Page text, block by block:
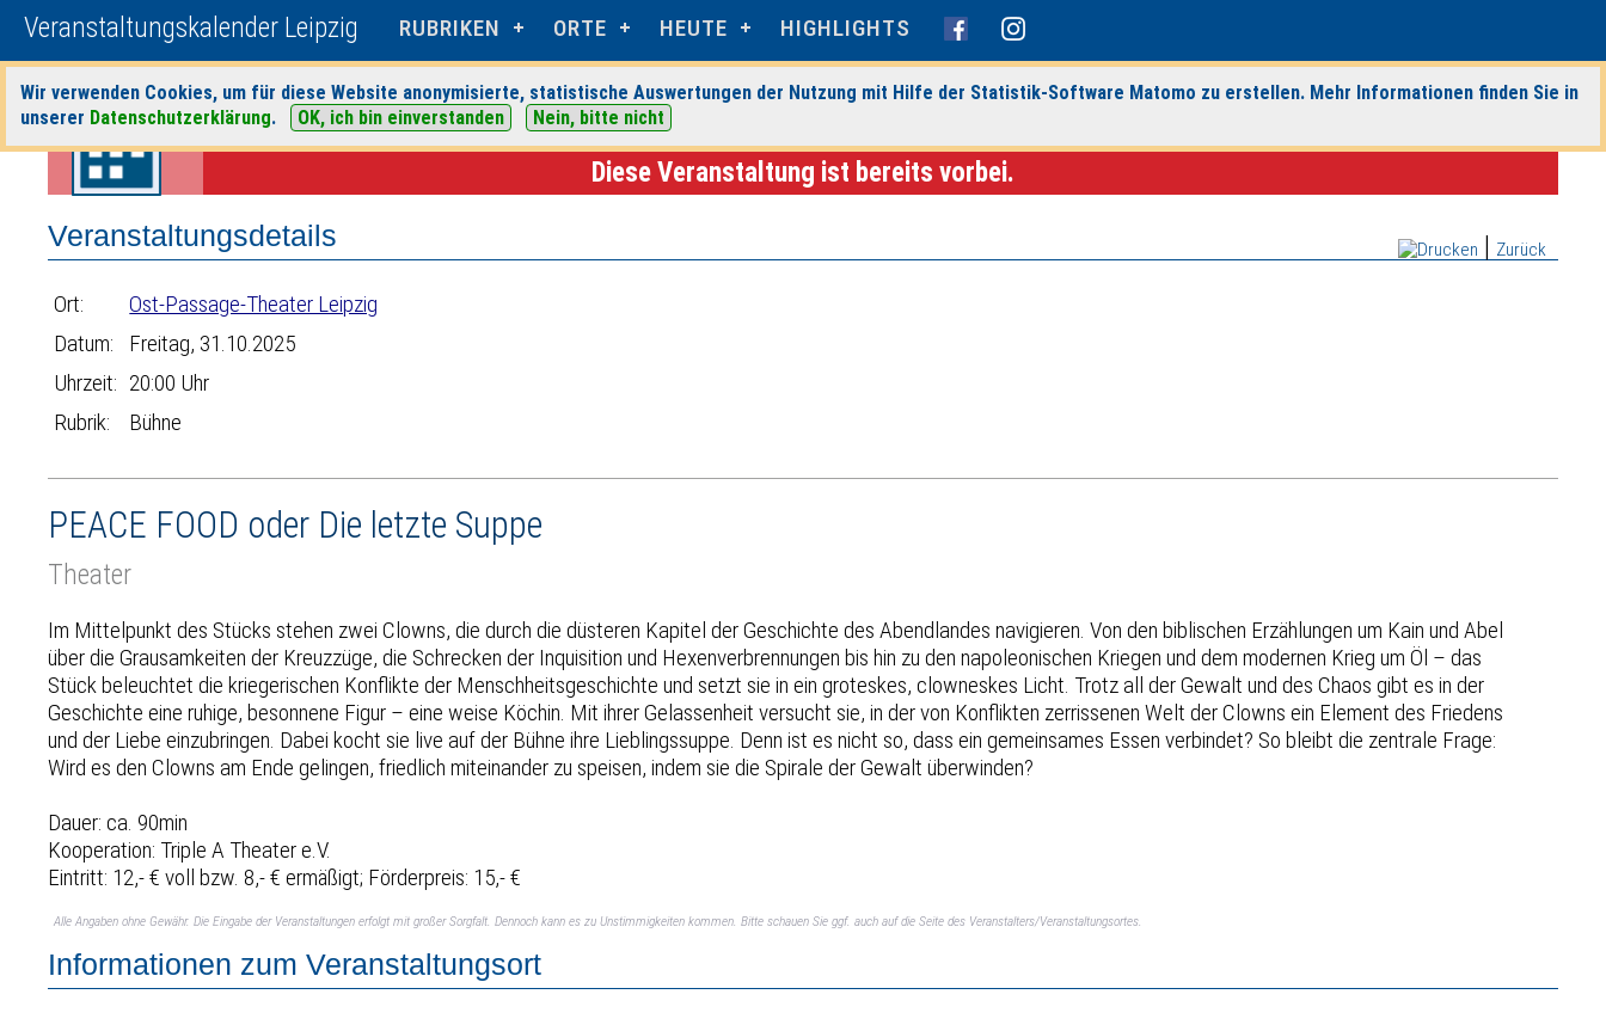
Veranstaltungskalender Leipzig RUBRIKEN ORTE HEUTE HIGHLIGHTS
Wir verwenden Cookies, um für diese Website anonymisierte, statistische Auswertungen der Nutzung mit Hilfe der Statistik-Software Matomo zu erstellen. Mehr Informationen finden Sie in
unserer Datenschutzerklärung. OK, ich bin einverstanden Nein, bitte nicht
Startseite>Veranstaltungen>Suche> Bühne> Ost-Passage-Theater Leipzig> Veranstaltungsdetails
Diese Veranstaltung ist bereits vorbei.
Zurück
Veranstaltungsdetails
Ort:
Ost-Passage-Theater Leipzig
Datum:
Freitag, 31.10.2025
Uhrzeit: 20:00 Uhr
Rubrik:
Bühne
PEACE FOOD oder Die letzte Suppe
Theater
Im Mittelpunkt des Stücks stehen zwei Clowns, die durch die düsteren Kapitel der Geschichte des Abendlandes navigieren. Von den biblischen Erzählungen um Kain und Abel
über die Grausamkeiten der Kreuzzüge, die Schrecken der Inquisition und Hexenverbrennungen bis hin zu den napoleonischen Kriegen und dem modernen Krieg um Öl – das
Stück beleuchtet die kriegerischen Konflikte der Menschheitsgeschichte und setzt sie in ein groteskes, clowneskes Licht. Trotz all der Gewalt und des Chaos gibt es in der
Geschichte eine ruhige, besonnene Figur – eine weise Köchin. Mit ihrer Gelassenheit versucht sie, in der von Konflikten zerrissenen Welt der Clowns ein Element des Friedens
und der Liebe einzubringen. Dabei kocht sie live auf der Bühne ihre Lieblingssuppe. Denn ist es nicht so, dass ein gemeinsames Essen verbindet? So bleibt die zentrale Frage:
Wird es den Clowns am Ende gelingen, friedlich miteinander zu speisen, indem sie die Spirale der Gewalt überwinden?
Dauer: ca. 90min
Kooperation: Triple A Theater e.V.
Eintritt: 12,- € voll bzw. 8,- € ermäßigt; Förderpreis: 15,- €
Alle Angaben ohne Gewähr. Die Eingabe der Veranstaltungen erfolgt mit großer Sorgfalt. Dennoch kann es zu Unstimmigkeiten kommen. Bitte schauen Sie ggf. auch auf die Seite des Veranstalters/Veranstaltungsortes.
Informationen zum Veranstaltungsort